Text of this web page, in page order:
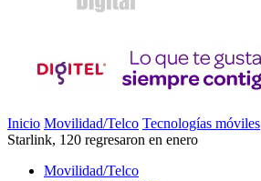
Inicio Movilidad/Telco Tecnologías móviles
Starlink, 120 regresaron en enero
Movilidad/Telco